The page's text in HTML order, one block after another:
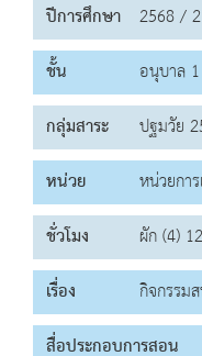
ปีการศึกษา 2568 / 2
ชั้น
อนุบาล 1
กลุ่มสาระ
ปฐมวัย
หน่วย
หน่วยกา
ชั่วโมง
ผัก (4)
เรื่อง
กิจกรรม
สื่อประกอบการสอน